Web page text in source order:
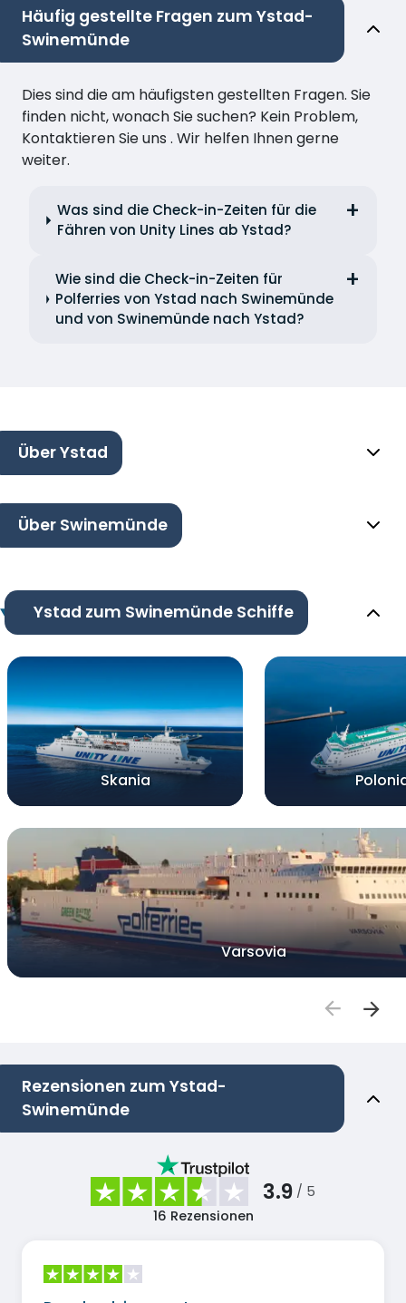
Häufig gestellte Fragen zum Ystad-
Swinemünde
Dies sind die am häufigsten gestellten Fragen. Sie
finden nicht, wonach Sie suchen? Kein Problem,
Kontaktieren Sie uns . Wir helfen Ihnen gerne
weiter.
Was sind die Check-in-Zeiten für die
Fähren von Unity Lines ab Ystad?
Wie sind die Check-in-Zeiten für
Polferries von Ystad nach Swinemünde
und von Swinemünde nach Ystad?
Über Ystad
Über Swinemünde
Ystad zum Swinemünde Schiffe
Skania
Varsovia
Rezensionen zum Ystad-
Swinemünde
3.9 / 5
16 Rezensionen